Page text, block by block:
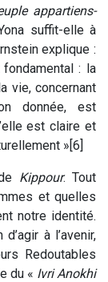
appartiens-
suffit-elle à
explique :
: la
vie, concernant
donnée, est
est claire et
»[6]
Kippour. Tout
et quelles
notre identité.
à l’avenir,
Redoutables
du « Ivri Anokhi